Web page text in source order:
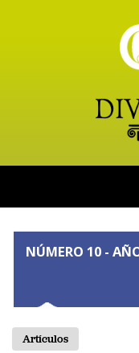
NÚMERO 10 -
Artículos